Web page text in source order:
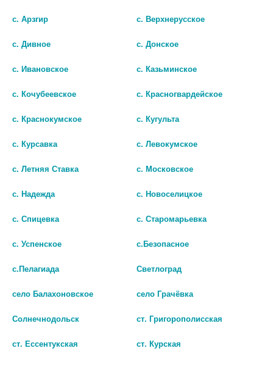
МЕТРОДЕНТ 20Г. СТОМАТ.
АДЖИМЕТРИЛ 1%+0,05%
с. Арзгир с. Верхнерусское
с. Дивное с. Донское
с. Ивановское с. Казьминское
с. Кочубеевское с. Красногвардейское
с. Краснокумское с. Кугульта
с. Курсавка с. Левокумское
с. Летняя Ставка с. Московское
с. Надежда с. Новоселицкое
с. Спицевка с. Старомарьевка
с. Успенское с.Безопасное
с.Пелагиада Светлоград
село Балахоновское село Грачёвка
Солнечнодольск ст. Григорополисская
ст. Ессентукская ст. Курская